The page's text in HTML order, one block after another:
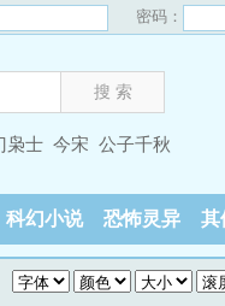
密码：
枭士 今宋 公子千秋
科幻小说 恐怖灵异 其